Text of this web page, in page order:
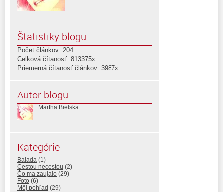
Štatistiky blogu
Počet článkov: 204
Celková čítanosť: 813375x
Priemerná čítanosť článkov: 3987x
Autor blogu
Martha Bielska
Kategórie
Balada (1)
Cestou necestou (2)
Čo ma zaujalo (29)
Foto (6)
Môj pohľad (29)